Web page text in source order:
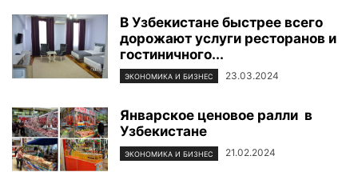
В Узбекистане быстрее всего
дорожают услуги ресторанов и
гостиничного...
ЭКОНОМИКА И БИЗНЕС 23.03.2024
Январское ценовое ралли в
Узбекистане
ЭКОНОМИКА И БИЗНЕС 21.02.2024